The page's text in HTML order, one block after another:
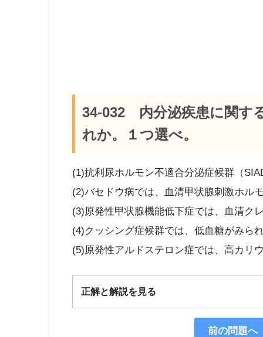
34-032 内分泌疾患に関す
れか。１つ選べ。
(1)抗利尿ホルモン不適合分泌症候群（
(2)バセドウ病では、血清甲状腺刺激ホル
(3)原発性甲状腺機能低下症では、血清ク
(4)クッシング症候群では、低血糖がみら
(5)原発性アルドステロン症では、高カリ
正解と解説を見る
前の問題へ